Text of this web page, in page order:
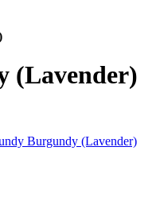
(Lavender)
Burgundy (Lavender)